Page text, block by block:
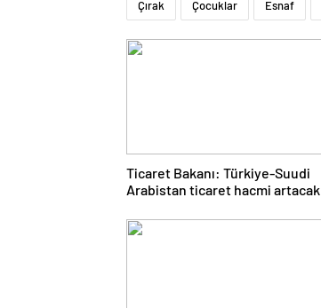
Çırak Çocuklar Esnaf
Ticaret Bakanı: Türkiye-Suudi
Arabistan ticaret hacmi artacak